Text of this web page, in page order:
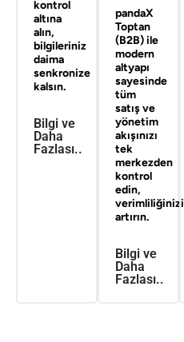
kontrol
altına
alın,
bilgileriniz
daima
senkronize
kalsın.
Bilgi ve
Daha
Fazlası..
pandaX
Toptan
(B2B)ile
modern
altyapı
sayesinde
tüm
satış ve
yönetim
akışınızı
tek
merkezden
kontrol
edin,
verimliliğinizi
artırın.
Bilgi ve
Daha
Fazlası..